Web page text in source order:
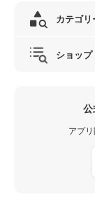
カテゴ
ショッ
公
アプ